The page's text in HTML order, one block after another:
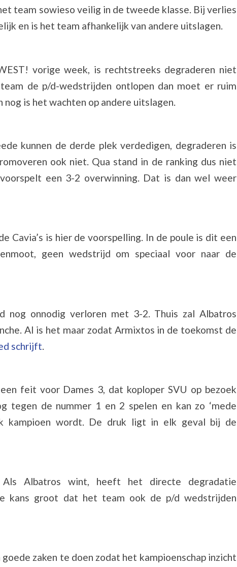
team sowieso veilig in de tweede klasse. Bij verlies
en is het team afhankelijk van andere uitslagen.
vorige week, is rechtstreeks degraderen niet
de p/d-wedstrijden ontlopen dan moet er ruim
nog is het wachten op andere uitslagen.
kunnen de derde plek verdedigen, degraderen is
ook niet. Qua stand in de ranking dus niet
een 3-2 overwinning. Dat is dan wel weer
Cavia’s is hier de voorspelling. In de poule is dit een
geen wedstrijd om speciaal voor naar de
nog onnodig verloren met 3-2. Thuis zal Albatros
Al is het maar zodat Armixtos in de toekomst de
schrijft
feit voor Dames 3, dat koploper SVU op bezoek
tegen de nummer 1 en 2 spelen en kan zo ‘mede
kampioen wordt. De druk ligt in elk geval bij de
Als Albatros wint, heeft het directe degradatie
kans groot dat het team ook de p/d wedstrijden
zaken te doen zodat het kampioenschap inzicht